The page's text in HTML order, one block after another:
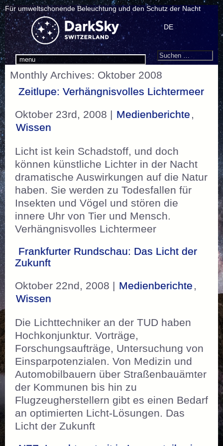
Für umweltschonende Beleuchtung und den Schutz der Nacht
menu
DE
Search
Suchen
Monthly Archives: Oktober 2008
Zeitlupe: Verhängnisvolles Lichtermeer
Oktober 23rd, 2008 | Medienberichte ,
Wissen
Licht ist kein Schadstoff, und doch
können künstliche Lichter in der Nacht
dramatische Auswirkungen auf die Natur
haben. Sie werden zu Todesfallen für
Insekten und Vögel und stören die
innere Uhr von Tier und Mensch.
Verhängnisvolles Lichtermeer
Frankfurter Rundschau: Das Licht der
Zukunft
Oktober 22nd, 2008 | Medienberichte ,
Wissen
Die Lichttechniker an der TUD haben
Hochkonjunktur. Vorträge,
Forschungsaufträge, Untersuchung von
Einsparpotenzialen. Von Medizin und
Automobilbauern über Straßenbauämter
der Kommunen bis hin zu
Flugzeugherstellern gibt es einen Bedarf
an optimierten Licht-Lösungen. Das
Licht der Zukunft